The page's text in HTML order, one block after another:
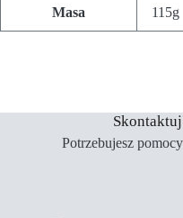
Masa 115g
Potrzebujesz